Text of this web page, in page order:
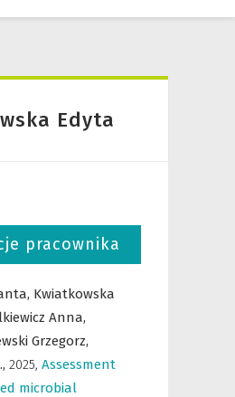
Edyta
pracownika
Kwiatkowska
Anna,
Grzegorz,
2025, Assessment
microbial